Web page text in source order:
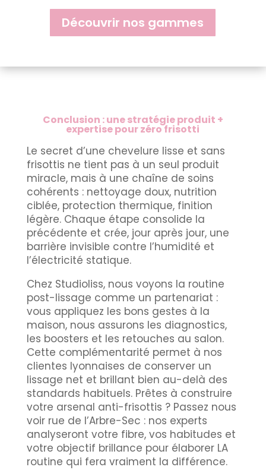
Découvrir nos gammes
Conclusion : une stratégie produit +
expertise pour zéro frisotti
Le secret d’une chevelure lisse et sans
frisottis ne tient pas à un seul produit
miracle, mais à une chaîne de soins
cohérents : nettoyage doux, nutrition
ciblée, protection thermique, finition
légère. Chaque étape consolide la
précédente et crée, jour après jour, une
barrière invisible contre l’humidité et
l’électricité statique.
Chez Studioliss, nous voyons la routine
post-lissage comme un partenariat :
vous appliquez les bons gestes à la
maison, nous assurons les diagnostics,
les boosters et les retouches au salon.
Cette complémentarité permet à nos
clientes lyonnaises de conserver un
lissage net et brillant bien au-delà des
standards habituels. Prêtes à construire
votre arsenal anti-frisottis ? Passez nous
voir rue de l’Arbre-Sec : nos experts
analyseront votre fibre, vos habitudes et
votre objectif brillance pour élaborer LA
routine qui fera vraiment la différence.